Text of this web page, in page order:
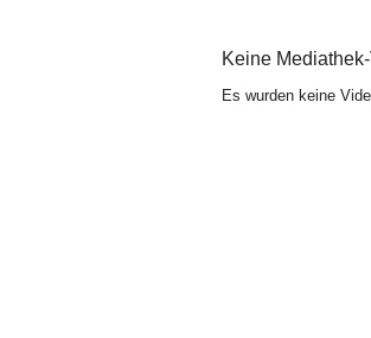
Keine
Es wurden keine